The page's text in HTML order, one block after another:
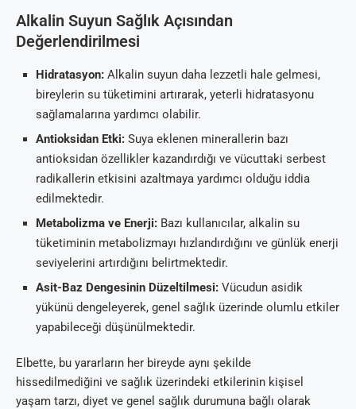
Alkalin Suyun Sağlık Açısından
Değerlendirilmesi
Hidratasyon: Alkalin suyun daha lezzetli hale gelmesi,
bireylerin su tüketimini artırarak, yeterli hidratasyonu
sağlamalarına yardımcı olabilir.
Antioksidan Etki: Suya eklenen minerallerin bazı
antioksidan özellikler kazandırdığı ve vücuttaki serbest
radikallerin etkisini azaltmaya yardımcı olduğu iddia
edilmektedir.
Metabolizma ve Enerji: Bazı kullanıcılar, alkalin su
tüketiminin metabolizmayı hızlandırdığını ve günlük enerji
seviyelerini artırdığını belirtmektedir.
Asit-Baz Dengesinin Düzeltilmesi: Vücudun asidik
yükünü dengeleyerek, genel sağlık üzerinde olumlu etkiler
yapabileceği düşünülmektedir.
Elbette, bu yararların her bireyde aynı şekilde
hissedilmediğini ve sağlık üzerindeki etkilerinin kişisel
yaşam tarzı, diyet ve genel sağlık durumuna bağlı olarak